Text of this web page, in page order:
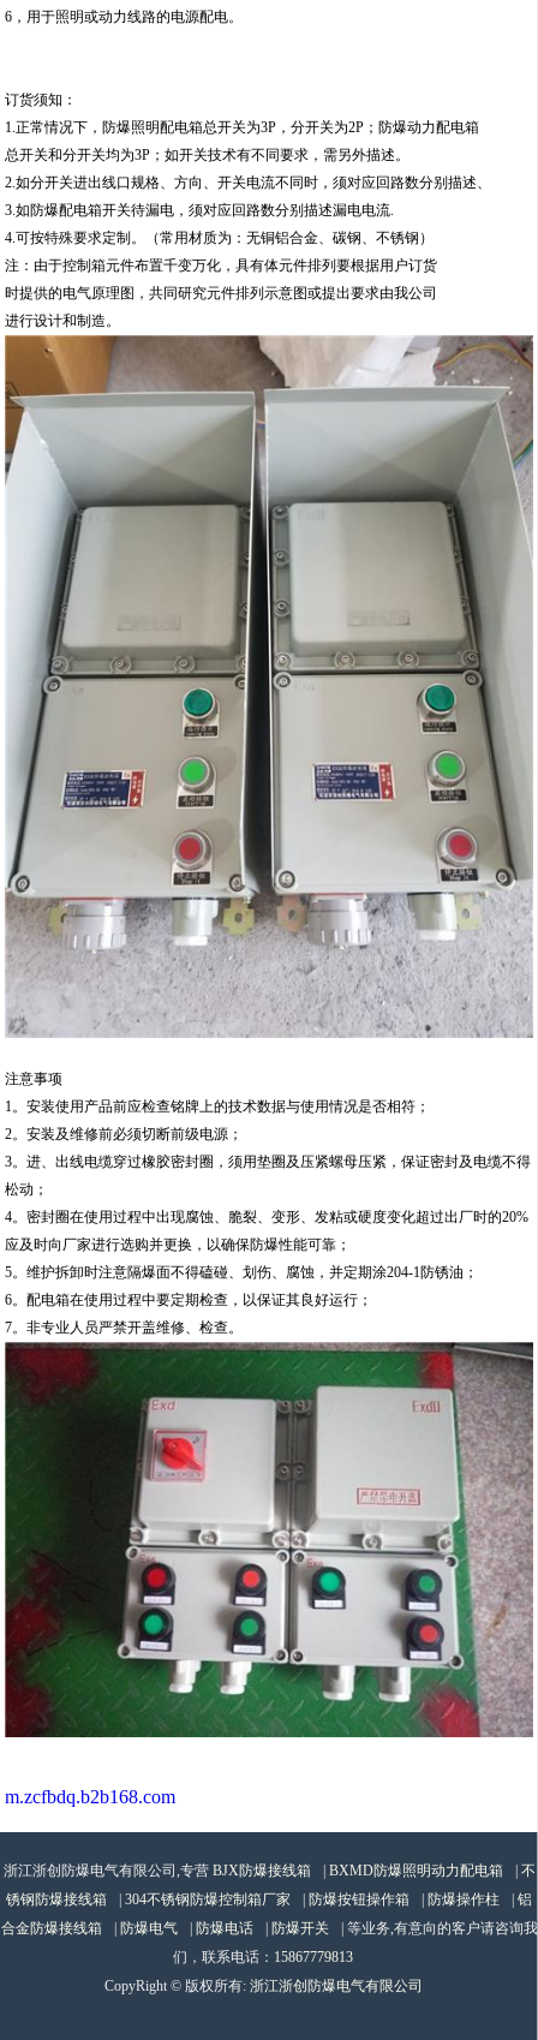
6，用于照明或动力线路的电源配电。
订货须知：
1.正常情况下，防爆照明配电箱总开关为3P，分开关为2P；防爆动力配电箱
总开关和分开关均为3P；如开关技术有不同要求，需另外描述。
2.如分开关进出线口规格、方向、开关电流不同时，须对应回路数分别描述、
3.如防爆配电箱开关待漏电，须对应回路数分别描述漏电电流.
4.可按特殊要求定制。（常用材质为：无铜铝合金、碳钢、不锈钢）
注：由于控制箱元件布置千变万化，具有体元件排列要根据用户订货
时提供的电气原理图，共同研究元件排列示意图或提出要求由我公司
进行设计和制造。
注意事项
1。安装使用产品前应检查铭牌上的技术数据与使用情况是否相符；
2。安装及维修前必须切断前级电源；
3。进、出线电缆穿过橡胶密封圈，须用垫圈及压紧螺母压紧，保证密封及电缆不得
松动；
4。密封圈在使用过程中出现腐蚀、脆裂、变形、发粘或硬度变化超过出厂时的20%
应及时向厂家进行选购并更换，以确保防爆性能可靠；
5。维护拆卸时注意隔爆面不得磕碰、划伤、腐蚀，并定期涂204-1防锈油；
6。配电箱在使用过程中要定期检查，以保证其良好运行；
7。非专业人员严禁开盖维修、检查。
m.zcfbdq.b2b168.com
浙江浙创防爆电气有限公司,专营 BJX防爆接线箱 BXMD防爆照明动力配电箱
不
锈钢防爆接线箱
304不锈钢防爆控制箱厂家 防爆按钮操作箱 防爆操作柱
铝
合金防爆接线箱
防爆电气 防爆电话 防爆开关
| 等业务,有意向的客户请咨询我
们，联系电话： 15867779813
CopyRight © 版权所有: 浙江浙创防爆电气有限公司